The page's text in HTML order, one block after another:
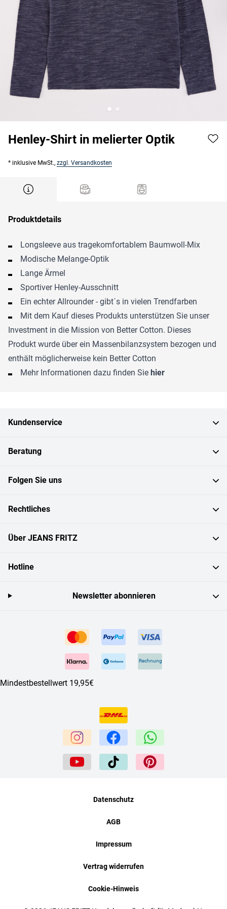
Henley-Shirt in melierter Optik
* inklusive MwSt., zzgl. Versandkosten
Produktdetails
Longsleeve aus tragekomfortablem Baumwoll-Mix
Modische Melange-Optik
Lange Ärmel
Sportiver Henley-Ausschnitt
Ein echter Allrounder - gibt´s in vielen Trendfarben
Mit dem Kauf dieses Produkts unterstützen Sie unser
Investment in die Mission von Better Cotton. Dieses
Produkt wurde über ein Massenbilanzsystem bezogen und
enthält möglicherweise kein Better Cotton
Mehr Informationen dazu finden Sie hier
Kundenservice
Beratung
Folgen Sie uns
Rechtliches
Über JEANS FRITZ
Hotline
Rechnung
Mindestbestellwert 19,95€
Newsletter abonnieren
Datenschutz
AGB
Impressum
Vertrag widerrufen
Cookie-Hinweis